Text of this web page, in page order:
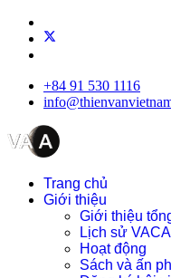
+84 91 530 1116
Trang chủ
Giới thiệu
Giới thiệu
Lịch sử VACA
Hoạt động
Sách và ấn